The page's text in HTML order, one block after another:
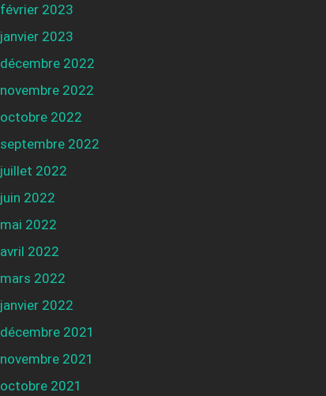
février 2023
janvier 2023
décembre 2022
novembre 2022
octobre 2022
septembre 2022
juillet 2022
juin 2022
mai 2022
avril 2022
mars 2022
janvier 2022
décembre 2021
novembre 2021
octobre 2021